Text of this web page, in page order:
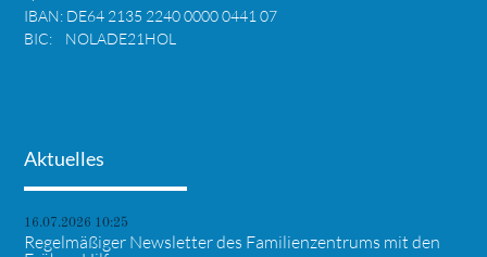
IBAN: DE64 2135 2240 0000 0441 07
BIC: NOLADE21HOL
Aktuelles
16.07.2026 10:25
Regelmäßiger Newsletter des Familienzentrums mit den